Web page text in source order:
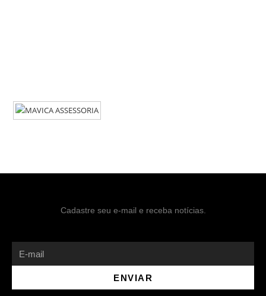
Cadastre seu e-mail e receba notícias.
ENVIAR